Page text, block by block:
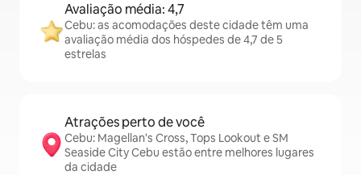
Avaliação média: 4,7
Cebu: as acomodações deste cidade têm uma
avaliação média dos hóspedes de 4,7 de 5
estrelas
Atrações perto de você
Cebu: Magellan's Cross, Tops Lookout e SM
Seaside City Cebu estão entre melhores lugares
da cidade